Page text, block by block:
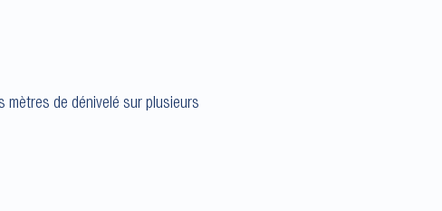
de dénivelé sur plusieurs